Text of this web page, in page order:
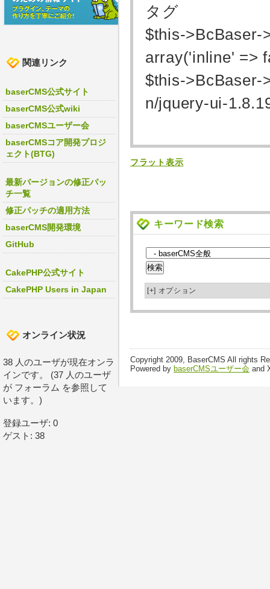
タグ
$this->BcBaser-
array('inline' =>
$this->BcBaser-
n/jquery-ui-
フラット表示
キーワード検索
[+] オプション
Copyright 2009, BaserCMS All rights
Powered by baserCMSユーザー会 and
関連リンク
baserCMS公式サイト
baserCMS公式wiki
baserCMSユーザー会
baserCMSコア開発プロジ
ェクト(BTG)
最新バージョンの修正パッ
チ一覧
修正パッチの適用方法
baserCMS開発環境
GitHub
CakePHP公式サイト
CakePHP Users in Japan
オンライン状況
38 人のユーザが現在オンラ
インです。 (37 人のユーザ
が フォーラム を参照して
います。)
登録ユーザ: 0
ゲスト: 38